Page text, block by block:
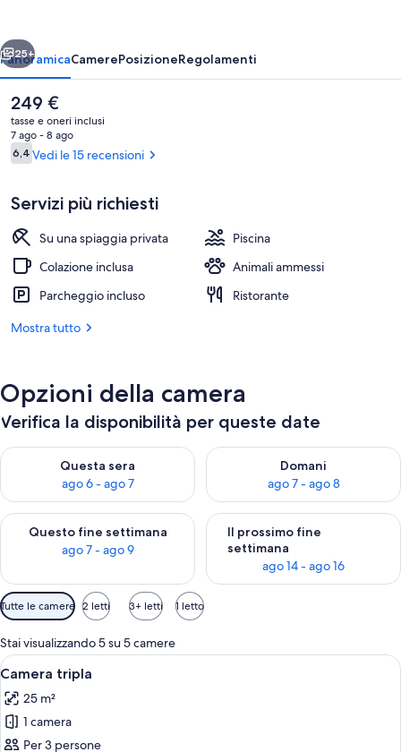
Beach
Resort
Spiaggia privata, lettini da mare,
Avanti
25+
PanoramicaCamerePosizioneRegolamenti
Il
prezzo
attuale
è
249 €
249 €
tasse e oneri inclusi
7 ago - 8 ago
Recensioni
6,46,4 su 10
Vedi le 15 recensioni
Servizi più richiesti
Su una spiaggia privata
Piscina
Colazione inclusa
Animali ammessi
Parcheggio incluso
Ristorante
Mostra tutto
Opzioni della camera
Verifica la disponibilità per queste date
Questa sera
ago 6 - ago 7
Verifica la disponibilità per questa sera, ago 6 - ago 7
Domani
ago 7 - ago 8
Verifica la disponibilità per
Questo fine settimana
ago 7 - ago 9
Verifica la disponibilità per questo fine settimana, ago 7 - ago
Il prossimo fine
settimana
ago 14 - ago 16
Verifica la disponibilità per il
Filtri
disponibili
per
le
camere
Tutte le camere 2 letti 3+ letti 1 letto
Stai visualizzando 5 su 5 camere
Apri
tutte
le
foto
per
Una camera d'hotel con un letto,
6
Camera tripla
25 m²
1 camera
Per 3 persone